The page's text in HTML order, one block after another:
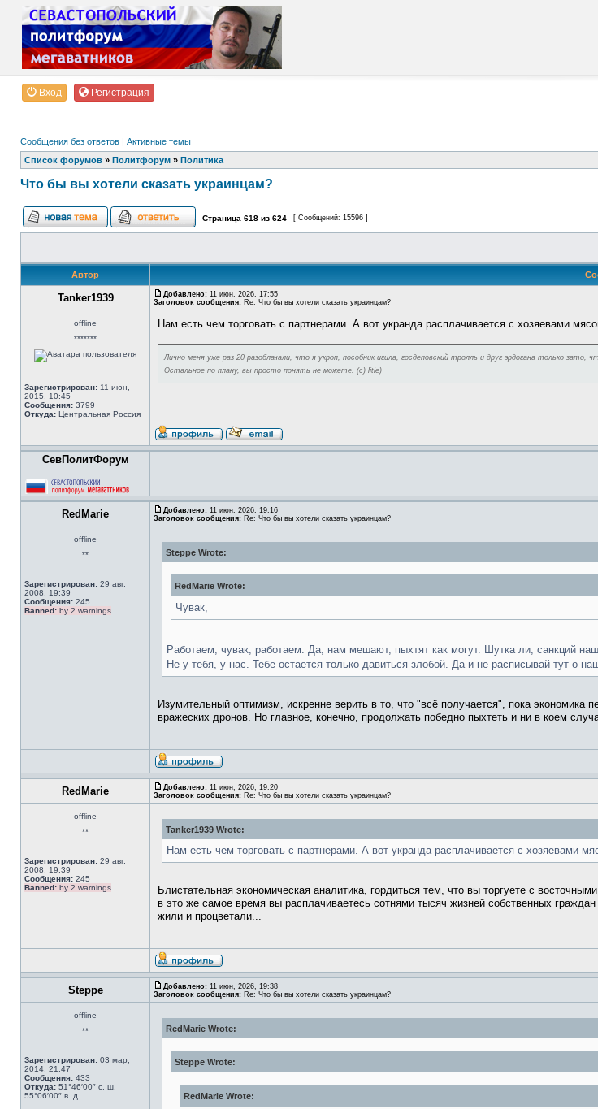
Вход Регистрация
Сообщения без ответов | Активные темы
Список форумов » Политфорум » Политика
Что бы вы хотели сказать украинцам?
Страница 618 из 624 [ Сообщений: 15596 ]
Автор
Tanker1939 Добавлено: 11 июн, 2026, 17:55
Заголовок сообщения: Re: Что бы вы хотели сказать украинцам?
offline
*******
Зарегистрирован: 11 июн,
2015, 10:45
Сообщения: 3799
Откуда: Центральная Россия
Нам есть чем торговать с партнерами. А вот укранда расплачивается с хозяевами
Лично меня уже раз 20 разоблачали, что я укроп, пособник игила, госдеповский тролль и друг эрдогана только зато,
Остальное по плану, вы просто понять не можете. (с) litle)
СевПолитФорум
RedMarie Добавлено: 11 июн, 2026, 19:16
Заголовок сообщения: Re: Что бы вы хотели сказать украинцам?
offline
**
Зарегистрирован: 29 авг,
2008, 19:39
Сообщения: 245
Banned: by 2 warnings
Steppe Wrote:
RedMarie Wrote:
Чувак,
Работаем, чувак, работаем. Да, нам мешают, пыхтят как могут. Шутка ли, санкций
Не у тебя, у нас. Тебе остается только давиться злобой. Да и не расписывай тут о
Изумительный оптимизм, искренне верить в то, что "всё получается", пока
вражеских дронов. Но главное, конечно, продолжать победно пыхтеть и ни в коем
RedMarie Добавлено: 11 июн, 2026, 19:20
Заголовок сообщения: Re: Что бы вы хотели сказать украинцам?
offline
**
Зарегистрирован: 29 авг,
2008, 19:39
Сообщения: 245
Banned: by 2 warnings
Tanker1939 Wrote:
Нам есть чем торговать с партнерами. А вот укранда расплачивается с хозяевами
Блистательная экономическая аналитика, гордиться тем, что вы торгуете с
в это же самое время вы расплачиваетесь сотнями тысяч жизней собственных
жили и процветали...
Steppe Добавлено: 11 июн, 2026, 19:38
Заголовок сообщения: Re: Что бы вы хотели сказать украинцам?
offline
**
Зарегистрирован: 03 мар,
2014, 21:47
Сообщения: 433
Откуда: 51°46′00″ с. ш.
55°06′00″ в. д
RedMarie Wrote:
Steppe Wrote:
RedMarie Wrote: